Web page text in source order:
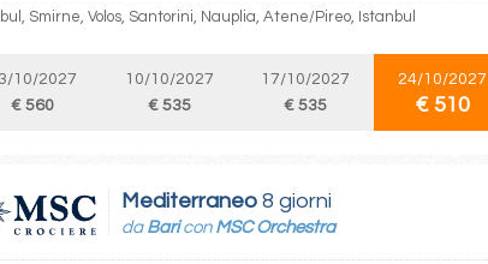
Smirne, Volos, Santorini, Nauplia, Atene/Pireo, Istanbul
10/2027
€ 560
10/10/2027
€ 535
17/10/2027
€ 535
24/10/2027
€ 510
Mediterraneo 8 giorni
da Baricon MSC Orchestra